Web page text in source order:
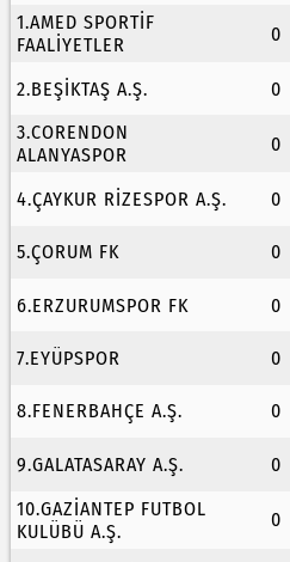
1.AMED SPORTİF
FAALİYETLER
0
2.BEŞİKTAŞ A.Ş. 0
3.CORENDON
ALANYASPOR
0
4.ÇAYKUR RİZESPOR A.Ş. 0
5.ÇORUM FK 0
6.ERZURUMSPOR FK 0
7.EYÜPSPOR 0
8.FENERBAHÇE A.Ş. 0
9.GALATASARAY A.Ş. 0
10.GAZİANTEP FUTBOL
KULÜBÜ A.Ş.
0